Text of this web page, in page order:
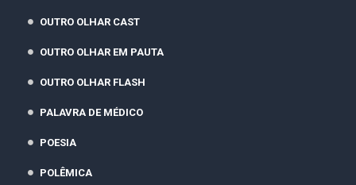
OUTRO OLHAR CAST
OUTRO OLHAR EM PAUTA
OUTRO OLHAR FLASH
PALAVRA DE MÉDICO
POESIA
POLÊMICA